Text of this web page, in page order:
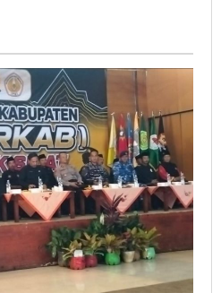
Menuju
Kejurprov